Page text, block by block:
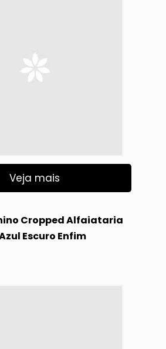
Veja mais
Cropped Alfaiataria
Escuro Enfim